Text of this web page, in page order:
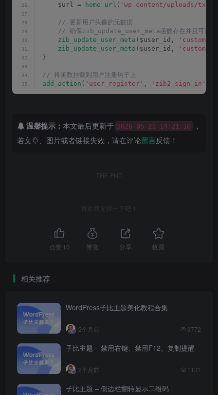
    $url =
home_url ( 'wp-content/uploads/tx/'
// 更新用户头像的元数据
// 确保zib_update_user_meta函数存在并且可以正
zib_update_user_meta ( $user_id,
zib_update_user_meta ( $user_id,
}
// 将函数挂载到用户注册钩子上
add_action ( 'user_register' , 'zib2_sign_in'
温馨提示： 本文最后更新于 2026-05-21 14:21:10
，
若文章、图片或者链接失效，请在评论留言反馈！
THE END
喜欢就支持一下吧！
点赞 10 赞赏 分享 收藏
相关推荐
WordPress子比主题美化教程合集
2个月前 3772
子比主题 – 禁用右键、禁用F12、复制提醒
2个月前 1131
子比主题 – 侧边栏翻转显示二维码